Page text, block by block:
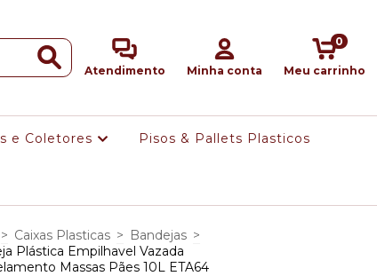
Atendimento Minha conta Meu carrinho
0
e Coletores Pisos & Pallets Plasticos
> Caixas Plasticas > Bandejas >
Plástica Empilhavel Vazada
Massas Pães 10L ETA64